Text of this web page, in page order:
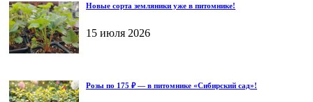
Новые сорта земляники уже в питомнике!
15 июля 2026
Розы по 175 ₽ — в питомнике «Сибирский сад»!